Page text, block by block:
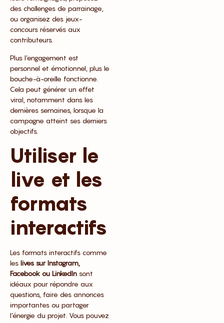
des challenges de parrainage,
ou organisez des jeux-
concours réservés aux
contributeurs.
Plus l’engagement est
personnel et émotionnel, plus le
bouche-à-oreille fonctionne.
Cela peut générer un effet
viral, notamment dans les
dernières semaines, lorsque la
campagne atteint ses derniers
objectifs.
Utiliser le
live et les
formats
interactifs
Les formats interactifs comme
les lives sur Instagram,
Facebook ou LinkedIn sont
idéaux pour répondre aux
questions, faire des annonces
importantes ou partager
l’énergie du projet. Vous pouvez